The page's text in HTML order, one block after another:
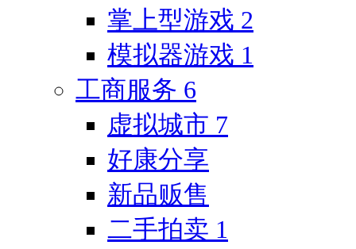
掌上型游戏 2
模拟器游戏 1
工商服务 6
虚拟城市 7
好康分享
新品贩售
二手拍卖 1